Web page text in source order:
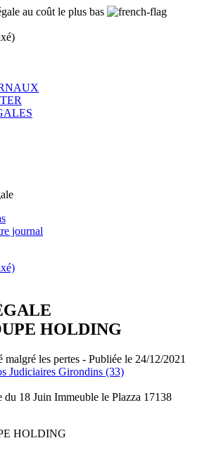
au coût le plus bas
journal
HOLDING
les pertes - Publiée le 24/12/2021
Judiciaires Girondins (33)
du 18 Juin Immeuble le Plazza 17138
HOLDING